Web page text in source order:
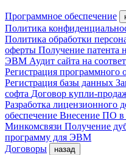
Программное обеспечение
Политика
Политика обработки
оферты Получение патента
ЭВМ Аудит сайта на
Регистрация
Регистрация базы данных
софта Договор купли-
Разработка лицензионного
обеспечение Внесение ПО в
Минкомсвязи Получение
программу для ЭВМ
Договоры
назад